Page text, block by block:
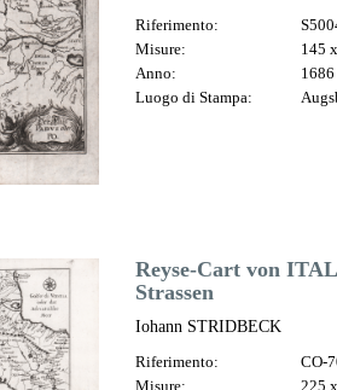
Riferimento:
Misure:
145
Anno:
1686
Luogo di Stampa:
Reyse-Cart von
Strassen
Iohann STRIDBECK
Riferimento:
CO-
Misure:
225